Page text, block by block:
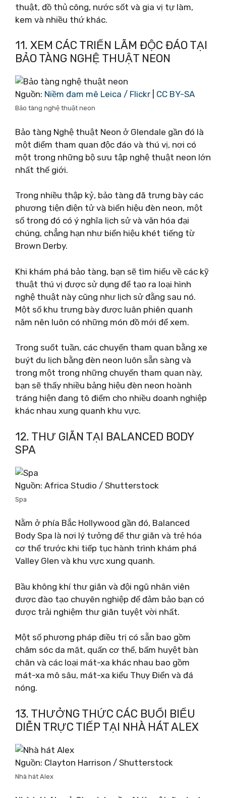
thuật, đồ thủ công, nước sốt và gia vị tự làm,
kem và nhiều thứ khác.
11. XEM CÁC TRIỂN LÃM ĐỘC ĐÁO TẠI
BẢO TÀNG NGHỆ THUẬT NEON
Nguồn: Niềm đam mê Leica / Flickr CC BY-SA
Bảo tàng nghệ thuật neon
Bảo tàng Nghệ thuật Neon ở Glendale gần đó là
một điểm tham quan độc đáo và thú vị, nơi có
một trong những bộ sưu tập nghệ thuật neon lớn
nhất thế giới.
Trong nhiều thập kỷ, bảo tàng đã trưng bày các
phương tiện điện tử và biển hiệu đèn neon, một
số trong đó có ý nghĩa lịch sử và văn hóa đại
chúng, chẳng hạn như biển hiệu khét tiếng từ
Brown Derby.
Khi khám phá bảo tàng, bạn sẽ tìm hiểu về các kỹ
thuật thú vị được sử dụng để tạo ra loại hình
nghệ thuật này cũng như lịch sử đằng sau nó.
Một số khu trưng bày được luân phiên quanh
năm nên luôn có những món đồ mới để xem.
Trong suốt tuần, các chuyến tham quan bằng xe
buýt du lịch bằng đèn neon luôn sẵn sàng và
trong một trong những chuyến tham quan này,
bạn sẽ thấy nhiều bảng hiệu đèn neon hoành
tráng hiện đang tô điểm cho nhiều doanh nghiệp
khác nhau xung quanh khu vực.
12. THƯ GIÃN TẠI BALANCED BODY
SPA
Nguồn: Africa Studio / Shutterstock
Spa
Nằm ở phía Bắc Hollywood gần đó, Balanced
Body Spa là nơi lý tưởng để thư giãn và trẻ hóa
cơ thể trước khi tiếp tục hành trình khám phá
Valley Glen và khu vực xung quanh.
Bầu không khí thư giãn và đội ngũ nhân viên
được đào tạo chuyên nghiệp để đảm bảo bạn có
được trải nghiệm thư giãn tuyệt vời nhất.
Một số phương pháp điều trị có sẵn bao gồm
chăm sóc da mặt, quấn cơ thể, bấm huyệt bàn
chân và các loại mát-xa khác nhau bao gồm
mát-xa mô sâu, mát-xa kiểu Thụy Điển và đá
nóng.
13. THƯỞNG THỨC CÁC BUỔI BIỂU
DIỄN TRỰC TIẾP TẠI NHÀ HÁT ALEX
Nguồn: Clayton Harrison / Shutterstock
Nhà hát Alex